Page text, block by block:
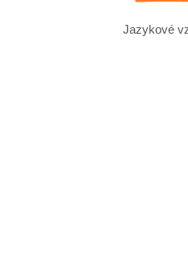
Jazykové